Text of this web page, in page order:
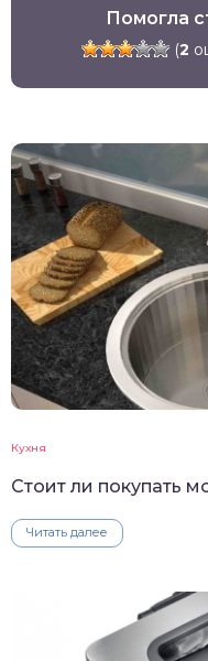
Помогла
(2
Кухня
Стоит ли покупать
Читать далее